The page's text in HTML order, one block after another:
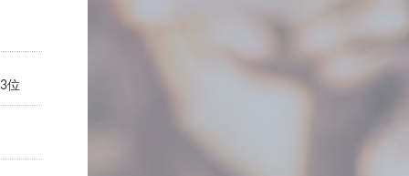
位